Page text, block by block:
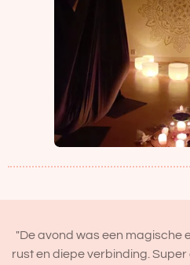
"De avond was een magische
rust en diepe verbinding.